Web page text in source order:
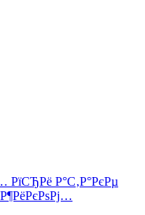
РїСЂРё Р°С‚Р°РєРµ